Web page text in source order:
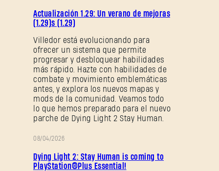
Actualización 1.29: Un verano de mejoras
(1.29)s (1.29)
Villedor está evolucionando para
ofrecer un sistema que permite
progresar y desbloquear habilidades
más rápido. Hazte con habilidades de
combate y movimiento emblemáticas
antes, y explora los nuevos mapas y
mods de la comunidad. Veamos todo
lo que hemos preparado para el nuevo
parche de Dying Light 2 Stay Human.
08/04/2026
Dying Light 2: Stay Human is coming to
PlayStation®Plus Essential!